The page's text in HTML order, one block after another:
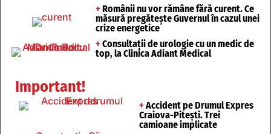
+ Românii nu vor rămâne fără curent. Ce
măsură pregătește Guvernul în cazul unei
crize energetice
+ Consultații de urologie cu un medic de
top, la Clinica Adiant Medical
Important!
+ Accident pe Drumul Expres
Craiova-Pitești. Trei
camioane implicate